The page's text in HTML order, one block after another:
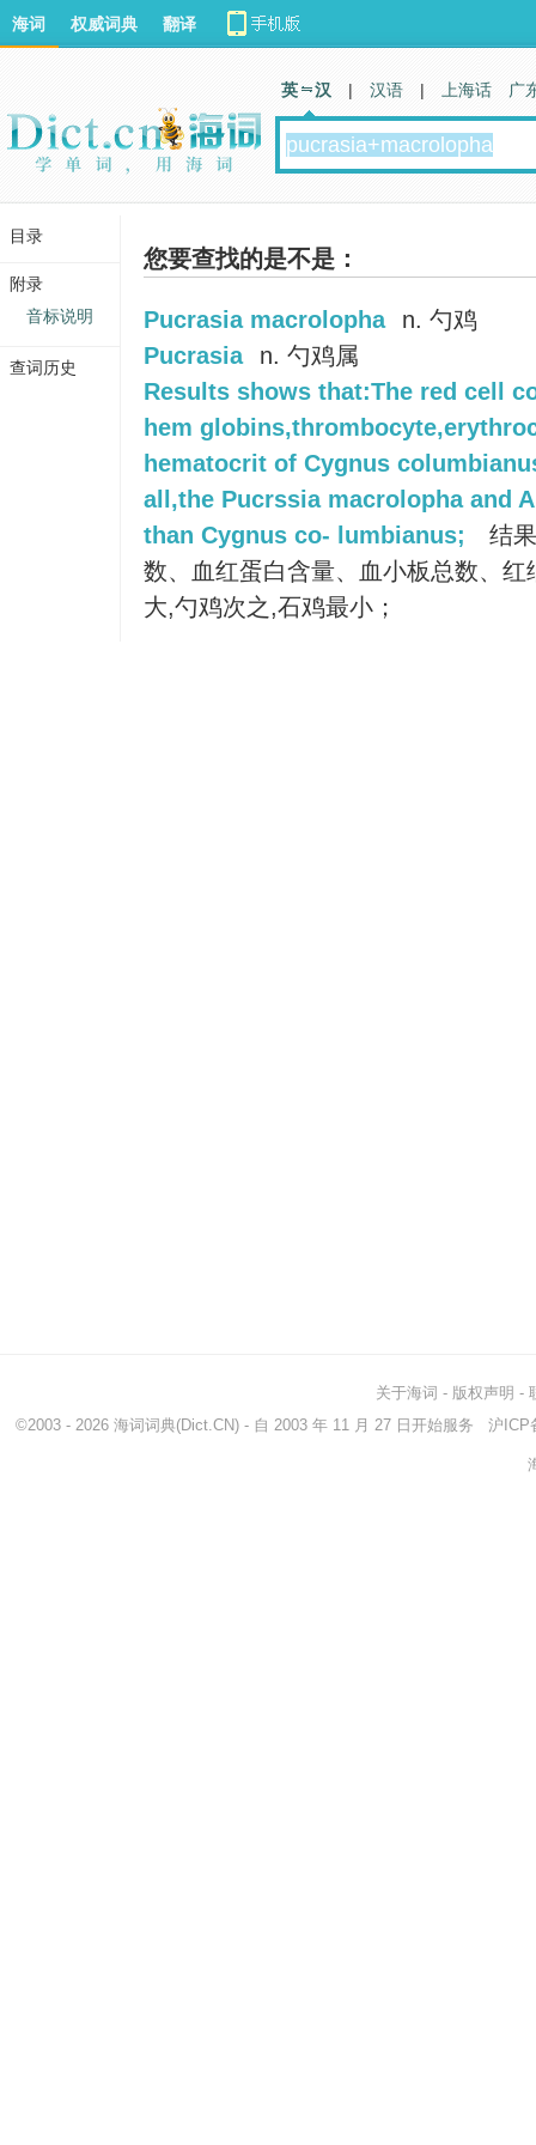
您要查找的是不是：
Pucrasia macrolopha
n. 勺鸡
Pucrasia
n. 勺鸡属
Results shows that:The red cell
hem
hematocrit of Cygnus
all,the Pucrssia macrolopha and
than Cygnus co- lumbianus;
结
数、血红蛋白含量、血小板总数、
大,勺鸡次之,石鸡最小；
海词 权威词典 翻译
英 汉 | 汉语 | 上海话 广
关于海词 - 版权声明 -
©2003 - 2026 海词词典(Dict.CN) - 自 2003 年 11 月 27 日开始服务 沪ICP
目录
附录
音标说明
查词历史